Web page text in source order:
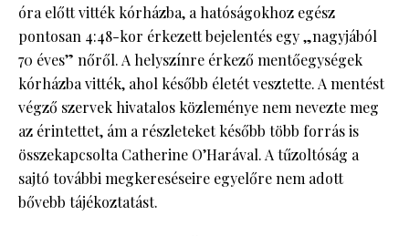
óra előtt vitték kórházba, a hatóságokhoz egész
pontosan 4:48-kor érkezett bejelentés egy „nagyjából
70 éves” nőről. A helyszínre érkező mentőegységek
kórházba vitték, ahol később életét vesztette. A mentést
végző szervek hivatalos közleménye nem nevezte meg
az érintettet, ám a részleteket később több forrás is
összekapcsolta Catherine O’Harával. A tűzoltóság a
sajtó további megkereséseire egyelőre nem adott
bővebb tájékoztatást.